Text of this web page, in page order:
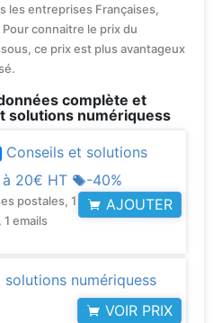
les entreprises Françaises,
connaitre le prix du
ce prix est plus avantageux
complète et
solutions numériquess
Conseils et solutions
20€ HT
-40%
AJOUTER
postales, 1
emails
numériquess
VOIR PRIX